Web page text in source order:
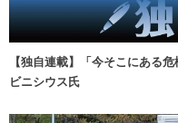
【独自連載】「今そこにある
ビニシウス氏